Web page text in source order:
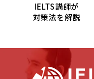
IELTS講師が
対策法を解説